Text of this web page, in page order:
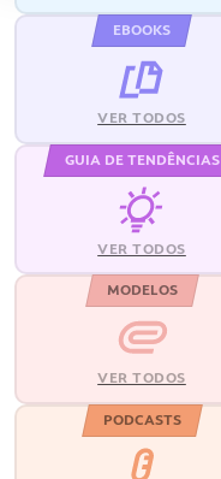
EBOOKS
VER TODOS
GUIA DE TENDÊNCIAS
VER TODOS
MODELOS
VER TODOS
PODCASTS